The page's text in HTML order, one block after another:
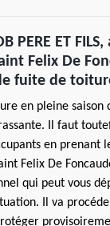
PERE ET
Felix De
fuite de
en pleine saison
Il faut
en prenant
Felix De
qui peut vous
Il va